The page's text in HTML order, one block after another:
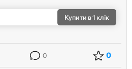
Купити в 1 клік
0 0